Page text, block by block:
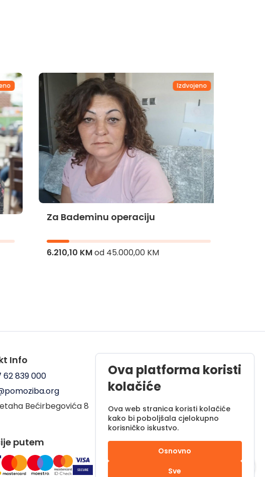
Izdvojeno
Za Bademinu operaciju
6.210,10 KMod45.000,00 KM
Info
62 839 000
Bećirbegovića 8
Pon - Pet od 08 do 17h
Sub od 10 do 17h
Nedjelja - neradni dan
putem
Ova platforma koristi
kolačiće
Ova web stranica koristi kolačiće
kako bi poboljšala cjelokupno
korisničko iskustvo.
Osnovno
Sve